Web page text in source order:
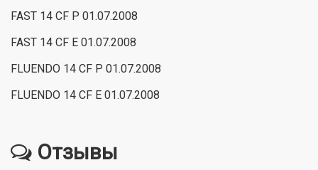
FAST 14 CF P 01.07.2008
FAST 14 CF E 01.07.2008
FLUENDO 14 CF P 01.07.2008
FLUENDO 14 CF E 01.07.2008
Отзывы